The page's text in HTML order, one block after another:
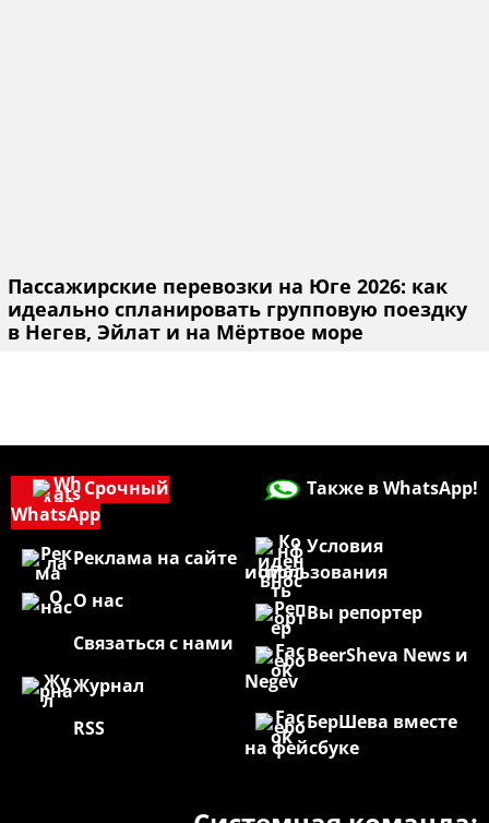
Пассажирские перевозки на Юге 2026: как
идеально спланировать групповую поездку
в Негев, Эйлат и на Мёртвое море
Также в WhatsApp!
Условия
использования
Вы репортер
BeerSheva News и
Negev
БерШева вместе
на фейсбуке
Срочный
WhatsApp
Реклама на сайте
О нас
Связаться с нами
Журнал
RSS